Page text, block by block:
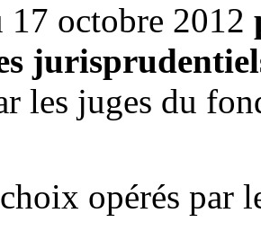
17 octobre 2012
les juges du
opérés par